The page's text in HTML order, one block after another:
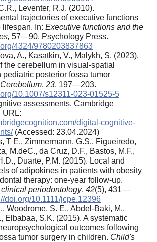
Leventer, R.J. (2010).
trajectories of executive functions
lifespan. In: Executive functions and the
57—90. Psychology Press.
4324/9780203837863
A., Kasatkin, V., Malykh, S. (2023).
the cerebellum in visual-spatial
pediatric posterior fossa tumor
Cerebellum, 23, 197—203.
10.1007/s12311-023-01525-5
assessments. Cambridge
URL:
digital-cognitive-
(Accessed: 23.04.2024)
T E., Zimmermann, G.S., Figueiredo,
M.deC., da Cruz, D.F., Bastos, M.F.,
Duarte, P.M. (2015). Local and
of adipokines in patients with obesity
therapy: one-year follow-up.
periodontology, 42(5), 431—
doi.org/10.1111/jcpe.12396
Woodrome, S. E., Abdel-Baki, M.,
Elbabaa, S.K. (2015). A systematic
outcomes following
tumor surgery in children. Child's